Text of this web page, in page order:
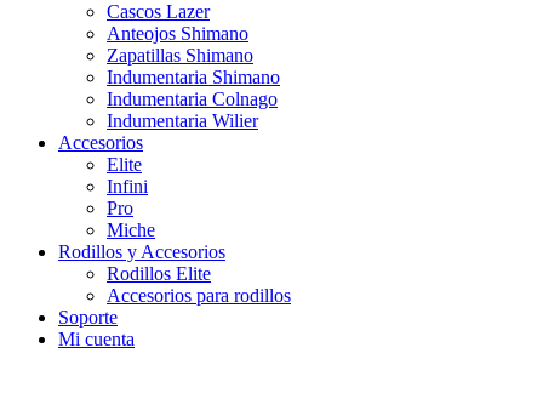
Cascos Lazer
Anteojos Shimano
Zapatillas Shimano
Indumentaria Shimano
Indumentaria Colnago
Indumentaria Wilier
Accesorios
Elite
Infini
Pro
Miche
Rodillos y Accesorios
Rodillos Elite
Accesorios para rodillos
Soporte
Mi cuenta